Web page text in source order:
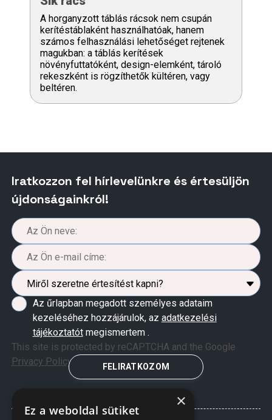
A horganyzott táblás rácsok nem csupán
kerítéstáblaként használhatóak, hanem
számos felhasználási lehetőséget rejtenek
magukban: a táblás kerítések
növényfuttatóként, design-elemként, tároló
rekeszként is rögzíthetők kültéren, vagy
beltéren.
Iratkozzon fel hírlevelünkre és értesüljön
újdonságainkról!
Az űrlapban megadott személyes adataim
kezeléséhez hozzájárulok, az adatkezelési
tájékoztatótmegismertem .
This site is protected by reCAPTCHA and the Google
Privacy Policyand Terms of Serviceapply.
FELIRATKOZOM
×
Ez a weboldal sütiket